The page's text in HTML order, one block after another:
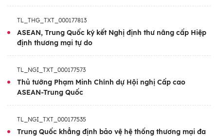
nhiệm kỳ trước vào các năm 2015, 2005,
1997 và 1977.
TL_THG_TXT_000177813
ASEAN, Trung Quốc ký kết Nghị định thư nâng cấp Hiệp
định thương mại tự do
TL_NGI_TXT_000177573
Thủ tướng Phạm Minh Chính dự Hội nghị Cấp cao
ASEAN-Trung Quốc
TL_NGI_TXT_000177535
Trung Quốc khẳng định bảo vệ hệ thống thương mại đa